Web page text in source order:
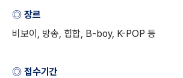
◎ 장르
비보이 , 방송, 힙합, B-boy, K-POP 등
◎ 접수기간